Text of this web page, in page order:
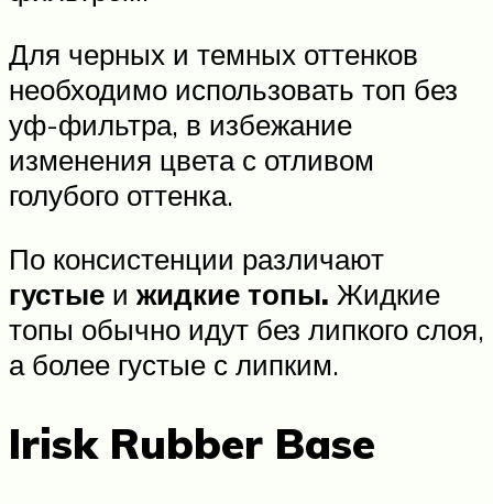
Для черных и темных оттенков
необходимо использовать топ без
уф-фильтра, в избежание
изменения цвета с отливом
голубого оттенка.
По консистенции различают
густые и жидкие топы. Жидкие
топы обычно идут без липкого слоя,
а более густые с липким.
Irisk Rubber Base